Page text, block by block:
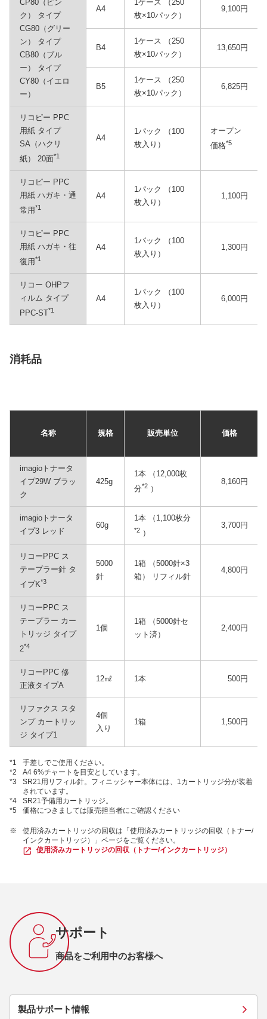
CP80（ピン
ク） タイプ
CG80（グリー
ン） タイプ
CB80（ブル
ー） タイプ
CY80（イエロ
ー）
A4
1ケース （250
枚×10パック）
9,100円
B4
1ケース （250
枚×10パック）
13,650円
B5
1ケース （250
枚×10パック）
6,825円
リコピー PPC
用紙 タイプ
SA（ハクリ
紙） 20面*1
A4
1パック （100
枚入り）
オープン
価格*5
リコピー PPC
用紙 ハガキ・通
常用*1
A4
1パック （100
枚入り）
1,100円
リコピー PPC
用紙 ハガキ・往
復用*1
A4
1パック （100
枚入り）
1,300円
リコー OHPフ
ィルム タイプ
PPC-ST*1
A4
1パック （100
枚入り）
6,000円
消耗品
名称 規格 販売単位 価格
imagioトナータ
イプ29W ブラッ
ク
425g
1本 （12,000枚
分*2 ）
8,160円
imagioトナータ
イプ3 レッド
60g
1本 （1,100枚分
*2 ）
3,700円
リコーPPC ス
テープラー針 タ
イプK*3
5000
針
1箱 （5000針×3
箱） リフィル針
4,800円
リコーPPC ス
テープラー カー
トリッジ タイプ
2*4
1個
1箱 （5000針セ
ット済）
2,400円
リコーPPC 修
正液タイプA
12㎖ 1本 500円
リファクス スタ
ンプ カートリッ
ジ タイプ1
4個
入り
1箱 1,500円
*1
手差しでご使用ください。
*2
A4 6%チャートを目安としています。
*3
SR21用リフィル針。フィニッシャー本体には、1カートリッジ分が装着
されています。
*4
SR21予備用カートリッジ。
*5
価格につきましては販売担当者にご確認ください
※
使用済みカートリッジの回収は「使用済みカートリッジの回収（トナー/
インクカートリッジ）」ページをご覧ください。
使用済みカートリッジの回収（トナー/インクカートリッジ）
サポート
商品をご利用中のお客様へ
製品サポート情報